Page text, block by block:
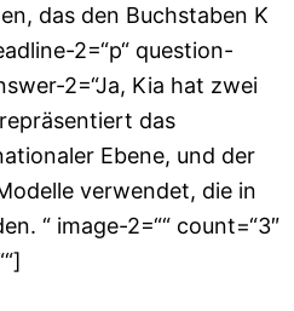
das den Buchstaben K
2=“p“ question-
2=“Ja, Kia hat zwei
das
Ebene, und der
verwendet, die in
“ image-2=““ count=“3″